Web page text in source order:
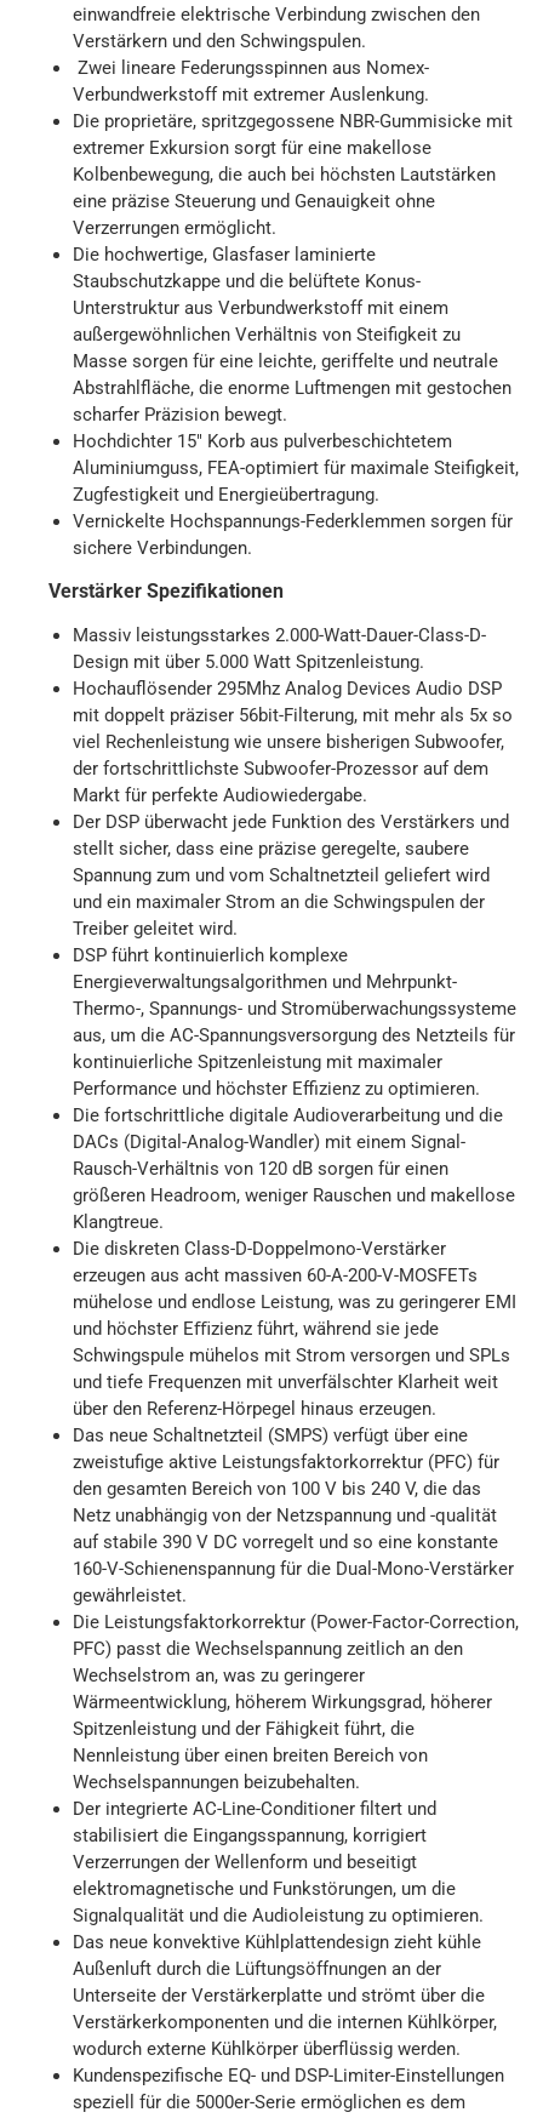
einwandfreie elektrische Verbindung zwischen den
Verstärkern und den Schwingspulen.
Zwei lineare Federungsspinnen aus Nomex-
Verbundwerkstoff mit extremer Auslenkung.
Die proprietäre, spritzgegossene NBR-Gummisicke mit
extremer Exkursion sorgt für eine makellose
Kolbenbewegung, die auch bei höchsten Lautstärken
eine präzise Steuerung und Genauigkeit ohne
Verzerrungen ermöglicht.
Die hochwertige, Glasfaser laminierte
Staubschutzkappe und die belüftete Konus-
Unterstruktur aus Verbundwerkstoff mit einem
außergewöhnlichen Verhältnis von Steifigkeit zu
Masse sorgen für eine leichte, geriffelte und neutrale
Abstrahlfläche, die enorme Luftmengen mit gestochen
scharfer Präzision bewegt.
Hochdichter 15″ Korb aus pulverbeschichtetem
Aluminiumguss, FEA-optimiert für maximale Steifigkeit,
Zugfestigkeit und Energieübertragung.
Vernickelte Hochspannungs-Federklemmen sorgen für
sichere Verbindungen.
Verstärker Spezifikationen
Massiv leistungsstarkes 2.000-Watt-Dauer-Class-D-
Design mit über 5.000 Watt Spitzenleistung.
Hochauflösender 295Mhz Analog Devices Audio DSP
mit doppelt präziser 56bit-Filterung, mit mehr als 5x so
viel Rechenleistung wie unsere bisherigen Subwoofer,
der fortschrittlichste Subwoofer-Prozessor auf dem
Markt für perfekte Audiowiedergabe.
Der DSP überwacht jede Funktion des Verstärkers und
stellt sicher, dass eine präzise geregelte, saubere
Spannung zum und vom Schaltnetzteil geliefert wird
und ein maximaler Strom an die Schwingspulen der
Treiber geleitet wird.
DSP führt kontinuierlich komplexe
Energieverwaltungsalgorithmen und Mehrpunkt-
Thermo-, Spannungs- und Stromüberwachungssysteme
aus, um die AC-Spannungsversorgung des Netzteils für
kontinuierliche Spitzenleistung mit maximaler
Performance und höchster Effizienz zu optimieren.
Die fortschrittliche digitale Audioverarbeitung und die
DACs (Digital-Analog-Wandler) mit einem Signal-
Rausch-Verhältnis von 120 dB sorgen für einen
größeren Headroom, weniger Rauschen und makellose
Klangtreue.
Die diskreten Class-D-Doppelmono-Verstärker
erzeugen aus acht massiven 60-A-200-V-MOSFETs
mühelose und endlose Leistung, was zu geringerer EMI
und höchster Eﬃzienz führt, während sie jede
Schwingspule mühelos mit Strom versorgen und SPLs
und tiefe Frequenzen mit unverfälschter Klarheit weit
über den Referenz-Hörpegel hinaus erzeugen.
Das neue Schaltnetzteil (SMPS) verfügt über eine
zweistufige aktive Leistungsfaktorkorrektur (PFC) für
den gesamten Bereich von 100 V bis 240 V, die das
Netz unabhängig von der Netzspannung und -qualität
auf stabile 390 V DC vorregelt und so eine konstante
160-V-Schienenspannung für die Dual-Mono-Verstärker
gewährleistet.
Die Leistungsfaktorkorrektur (Power-Factor-Correction,
PFC) passt die Wechselspannung zeitlich an den
Wechselstrom an, was zu geringerer
Wärmeentwicklung, höherem Wirkungsgrad, höherer
Spitzenleistung und der Fähigkeit führt, die
Nennleistung über einen breiten Bereich von
Wechselspannungen beizubehalten.
Der integrierte AC-Line-Conditioner filtert und
stabilisiert die Eingangsspannung, korrigiert
Verzerrungen der Wellenform und beseitigt
elektromagnetische und Funkstörungen, um die
Signalqualität und die Audioleistung zu optimieren.
Das neue konvektive Kühlplattendesign zieht kühle
Außenluft durch die Lüftungsöffnungen an der
Unterseite der Verstärkerplatte und strömt über die
Verstärkerkomponenten und die internen Kühlkörper,
wodurch externe Kühlkörper überflüssig werden.
Kundenspezifische EQ- und DSP-Limiter-Einstellungen
speziell für die 5000er-Serie ermöglichen es dem